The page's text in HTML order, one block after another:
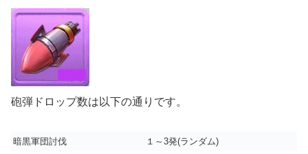
砲弾ドロップ数は以下の通りです。
暗黒軍団討伐
１～3発(ランダム)